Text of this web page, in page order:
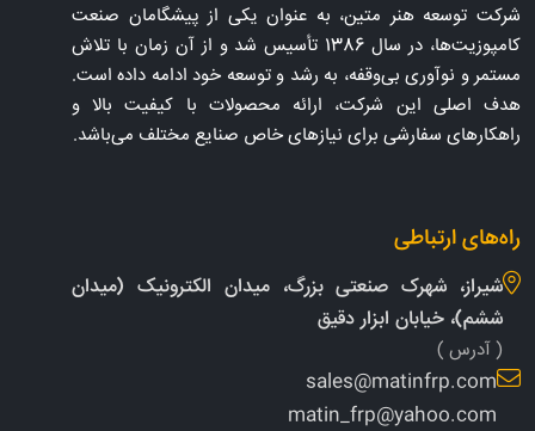
شرکت توسعه هنر متین، به عنوان یکی از پیشگامان صنعت
کامپوزیت‌ها، در سال 1386 تأسیس شد و از آن زمان با تلاش
مستمر و نوآوری بی‌وقفه، به رشد و توسعه خود ادامه داده است.
هدف اصلی این شرکت، ارائه محصولات با کیفیت بالا و
راهکارهای سفارشی برای نیازهای خاص صنایع مختلف می‌باشد.
راه‌های ارتباطی
شیراز، شهرک صنعتی بزرگ، میدان الکترونیک (میدان
ششم)، خیابان ابزار دقیق
( آدرس )
sales@matinfrp.com
matin_frp@yahoo.com